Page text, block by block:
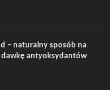
– naturalny sposób na
antyoksydantów